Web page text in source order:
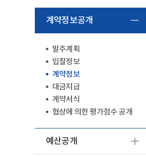
계약정보공개
발주계획
입찰정보
계약정보
대금지급
계약서식
협상에 의한 평가점수 공개
예산공개